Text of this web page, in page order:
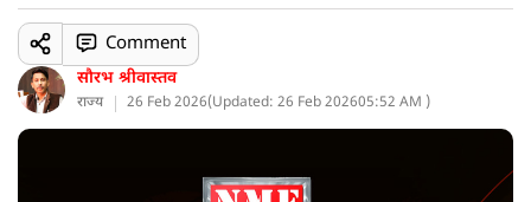
सौरभ श्रीवास्तव
राज्य 26 Feb 2026(Updated: 26 Feb 202605:52 AM )
Comment